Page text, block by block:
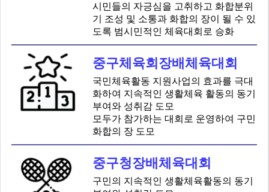
시민들의 자긍심을 고취하고 화합분위
기 조성 및 소통과 화합의 장이 될 수 있
도록 범시민적인 체육대회로 승화
중구체육회장배체육대회
국민체육활동 지원사업의 효과를 극대
화하여 지속적인 생활체육 활동의 동기
부여와 성취감 도모
모두가 참가하는 대회로 운영하여 구민
화합의 장 도모
중구청장배체육대회
구민의 지속적인 생활체육활동의 동기